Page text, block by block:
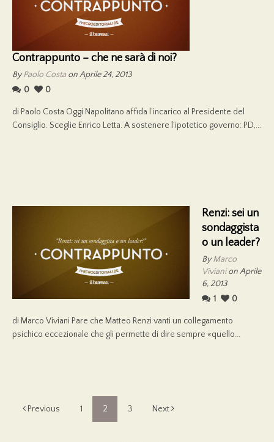
Contrappunto – che ne sarà di noi?
ByPaolo Costa on Aprile 24, 2013
0
0
di Paolo Costa Oggi Napolitano affida l’incarico al Presidente del
Consiglio. Sceglie Enrico Letta. A sostenere l’ipotetico governo: PD,...
Renzi: sei un
sondaggista
o un leader?
ByMarco
Vivianion Aprile
6, 2013
1
0
di Marco Viviani Pare che Matteo Renzi vanti un collegamento
psichico eccezionale che gli permette di dire sempre «quello...
Previous 1 2 3 Next